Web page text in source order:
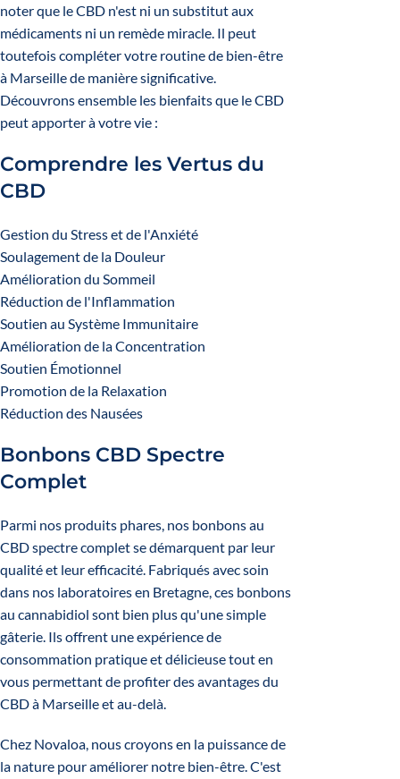
noter que le CBD n'est ni un substitut aux
médicaments ni un remède miracle. Il peut
toutefois compléter votre routine de bien-être
à Marseille de manière significative.
Découvrons ensemble les bienfaits que le CBD
peut apporter à votre vie :
Comprendre les Vertus du
CBD
Gestion du Stress et de l'Anxiété
Soulagement de la Douleur
Amélioration du Sommeil
Réduction de l'Inflammation
Soutien au Système Immunitaire
Amélioration de la Concentration
Soutien Émotionnel
Promotion de la Relaxation
Réduction des Nausées
Bonbons CBD Spectre
Complet
Parmi nos produits phares, nos bonbons au
CBD spectre complet se démarquent par leur
qualité et leur efficacité. Fabriqués avec soin
dans nos laboratoires en Bretagne, ces bonbons
au cannabidiol sont bien plus qu'une simple
gâterie. Ils offrent une expérience de
consommation pratique et délicieuse tout en
vous permettant de profiter des avantages du
CBD à Marseille et au-delà.
Chez Novaloa, nous croyons en la puissance de
la nature pour améliorer notre bien-être. C'est